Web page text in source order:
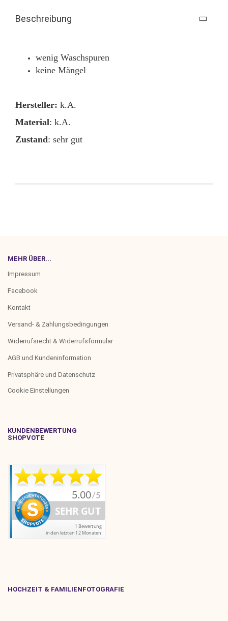
Beschreibung
wenig Waschspuren
keine Mängel
Hersteller: k.A.
Material: k.A.
Zustand: sehr gut
MEHR ÜBER...
Impressum
Facebook
Kontakt
Versand- & Zahlungsbedingungen
Widerrufsrecht & Widerrufsformular
AGB und Kundeninformation
Privatsphäre und Datenschutz
Cookie Einstellungen
KUNDENBEWERTUNG
SHOPVOTE
HOCHZEIT & FAMILIENFOTOGRAFIE